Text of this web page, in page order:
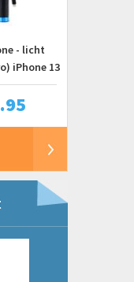
- licht
iPhone 13
Mini/ 12
Max) &